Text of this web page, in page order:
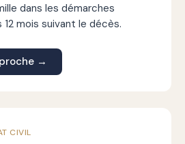
dans les démarches
mois suivant le décès.
→
CIVIL